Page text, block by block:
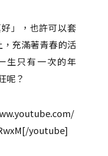
」，也許可以套
充滿著青春的活
生只有一次的年
呢？
youtube]